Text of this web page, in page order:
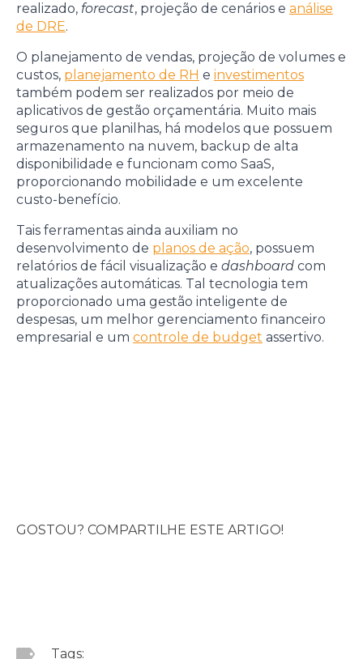
realizado, forecast, projeção de cenários e análise
de DRE.
O planejamento de vendas, projeção de volumes e
custos, planejamento de RH e investimentos
também podem ser realizados por meio de
aplicativos de gestão orçamentária. Muito mais
seguros que planilhas, há modelos que possuem
armazenamento na nuvem, backup de alta
disponibilidade e funcionam como SaaS,
proporcionando mobilidade e um excelente
custo-benefício.
Tais ferramentas ainda auxiliam no
desenvolvimento de planos de ação, possuem
relatórios de fácil visualização e dashboard com
atualizações automáticas. Tal tecnologia tem
proporcionado uma gestão inteligente de
despesas, um melhor gerenciamento financeiro
empresarial e um controle de budget assertivo.
GOSTOU? COMPARTILHE ESTE ARTIGO!
Tags: